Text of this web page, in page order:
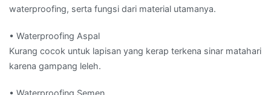
waterproofing, serta fungsi dari material utamanya.
• Waterproofing Aspal
Kurang cocok untuk lapisan yang kerap terkena sinar matahari
karena gampang leleh.